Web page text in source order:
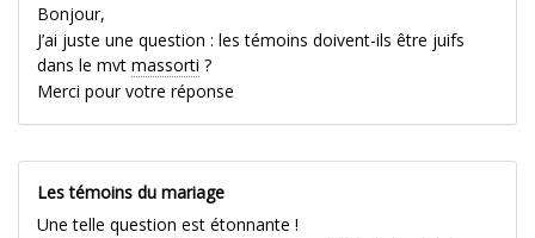
Bonjour,
J’ai juste une question : les témoins doivent-ils être juifs
dans le mvt massorti ?
Merci pour votre réponse
Les témoins du mariage
Une telle question est étonnante !